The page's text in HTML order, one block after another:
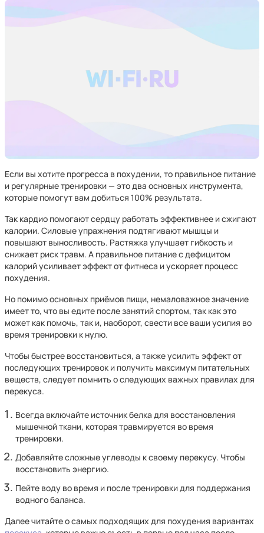
Если вы хотите прогресса в похудении, то правильное питание
и регулярные тренировки — это два основных инструмента,
которые помогут вам добиться 100% результата.
Так кардио помогают сердцу работать эффективнее и сжигают
калории. Силовые упражнения подтягивают мышцы и
повышают выносливость. Растяжка улучшает гибкость и
снижает риск травм. А правильное питание с дефицитом
калорий усиливает эффект от фитнеса и ускоряет процесс
похудения.
Но помимо основных приёмов пищи, немаловажное значение
имеет то, что вы едите после занятий спортом, так как это
может как помочь, так и, наоборот, свести все ваши усилия во
время тренировки к нулю.
Чтобы быстрее восстановиться, а также усилить эффект от
последующих тренировок и получить максимум питательных
веществ, следует помнить о следующих важных правилах для
перекуса.
Всегда включайте источник белка для восстановления
мышечной ткани, которая травмируется во время
тренировки.
Добавляйте сложные углеводы к своему перекусу. Чтобы
восстановить энергию.
Пейте воду во время и после тренировки для поддержания
водного баланса.
Далее читайте о самых подходящих для похудения вариантах